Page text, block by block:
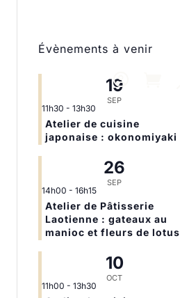
Évènements à venir
19
SEP
11h30 - 13h30
Atelier de cuisine
japonaise : okonomiyaki
26
SEP
14h00 - 16h15
Atelier de Pâtisserie
Laotienne : gateaux au
manioc et fleurs de lotus
10
OCT
11h00 - 13h30